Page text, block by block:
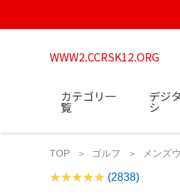
WWW2.CCRSK12.ORG
カテゴリ一
覧
デジ
シ
TOP ゴルフ メンズ
(2838)